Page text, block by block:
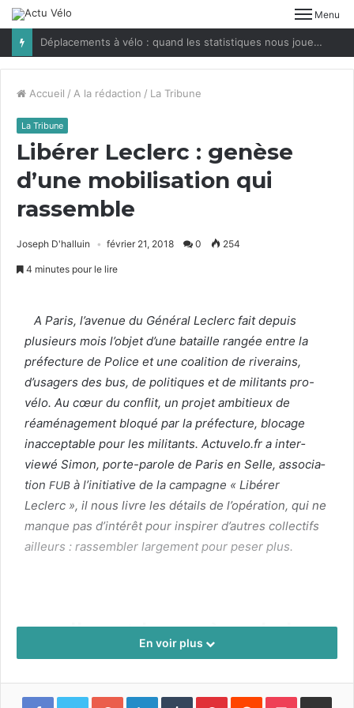
Menu
Déplacements à vélo : quand les statistiques nous jouent des tours
Accueil / A la rédaction / La Tribune
La Tribune
Libérer Leclerc : genèse
d’une mobilisation qui
rassemble
Joseph D'halluin février 21, 2018 0 254
4 minutes pour le lire
A Paris, l’avenue du Général Leclerc fait depuis
plusieurs mois l’objet d’une bataille rangée entre la
pré­fec­ture de Police et une coali­tion de riverains,
d’usagers des bus, de poli­tiques et de mil­i­tants pro-
vélo. Au cœur du con­flit, un pro­jet ambitieux de
réamé­nage­ment blo­qué par la pré­fec­ture, blocage
inac­cept­able pour les mil­i­tants. Actuvelo.fr a inter­
viewé Simon, porte-parole de Paris en Selle, asso­ci­a­
tion FUB à l’initiative de la cam­pagne « Libér­er
Leclerc », il nous livre les détails de l’opération, qui ne
manque pas d’intérêt pour inspir­er d’autres col­lec­tifs
ailleurs : rassem­bler large­ment pour peser plus.
Quelle est la genèse de la
mobilisation ?
Simon: L’avenue du Général-Leclerc tra­verse le
En voir plus
Google+LinkedInTumblr PinterestReddit Pocket